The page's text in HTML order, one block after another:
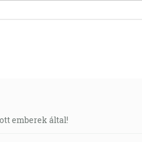
emberek által!